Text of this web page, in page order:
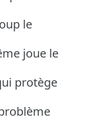
le
joue le
protège